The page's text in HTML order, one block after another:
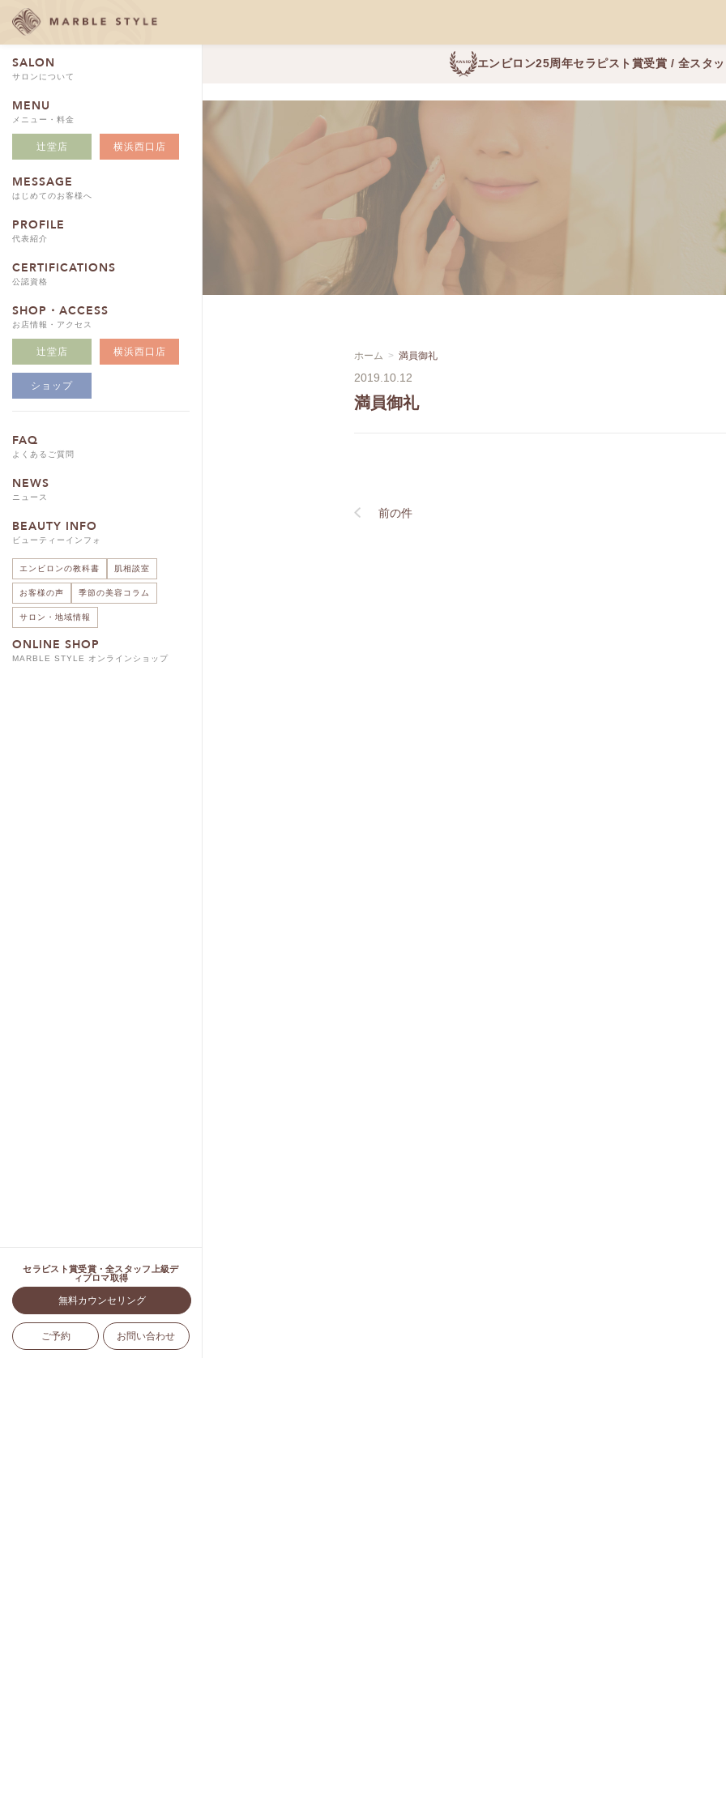
SALON
サロンについて
MENU
メニュー・料金
辻堂店 横浜西口店
MESSAGE
はじめてのお客様へ
PROFILE
代表紹介
CERTIFICATIONS
公認資格
SHOP・ACCESS
お店情報・アクセス
辻堂店 横浜西口店
ショップ
FAQ
よくあるご質問
NEWS
ニュース
BEAUTY INFO
ビューティーインフォ
エンビロンの教科書 肌相談室
お客様の声 季節の美容コラム
サロン・地域情報
ONLINE SHOP
MARBLE STYLE オンラインショップ
セラピスト賞受賞・全スタッフ上級デ
ィプロマ取得
無料カウンセリング
ご予約 お問い合わせ
エンビロン25周年セラピスト賞受賞 / 全スタ
ホーム 満員御礼
2019.10.12
満員御礼
前の件